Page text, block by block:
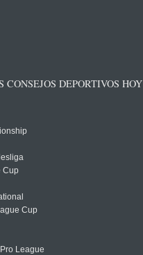
CONSEJOS DEPORTIVOS HOY
Cup
Cup
League